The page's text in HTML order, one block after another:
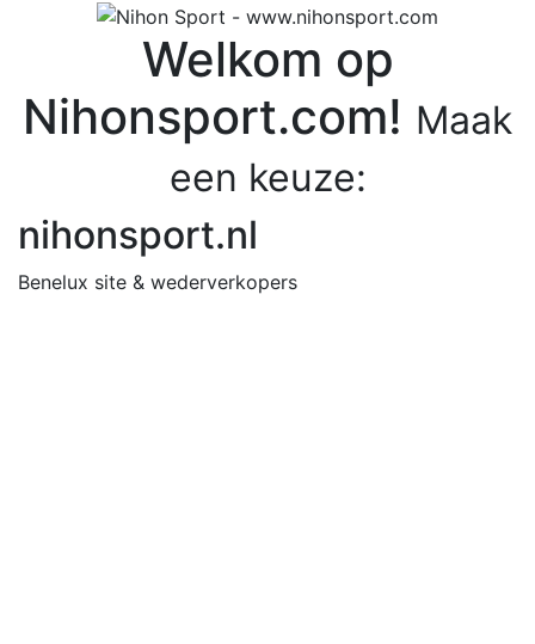
Welkom op
Nihonsport.com! Maak
een keuze:
nihonsport.nl
Benelux site & wederverkopers